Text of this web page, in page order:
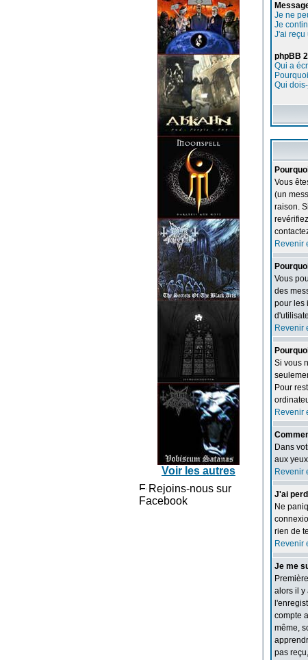
Voir les autres
Rejoins-nous sur
Facebook
Je ne
Je
J'ai reçu
phpBB 2
Qui a
Qui
Vous
(un
raison.
Revenir
Vous
des
pour les
Revenir
Si vous
Pour
Revenir
Dans
aux
Revenir
J'ai
Ne
rien de
Revenir
Je me
alors il y
compte
même,
pas